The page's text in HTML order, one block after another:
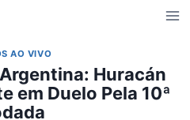
AO VIVO
Huracán
em Duelo Pela 10ª